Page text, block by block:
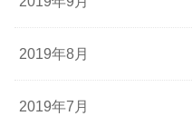
2019年8月
2019年7月